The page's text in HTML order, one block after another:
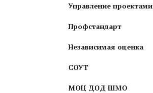
Управление проектами
Профстандарт
Независимая оценка
СОУТ
МОЦ ДОД ШМО